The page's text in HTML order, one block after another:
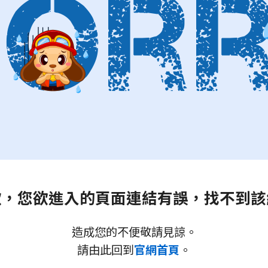
您欲進入的頁面連結有誤，找不到
造成您的不便敬請見諒。
請由此回到 官網首頁 。